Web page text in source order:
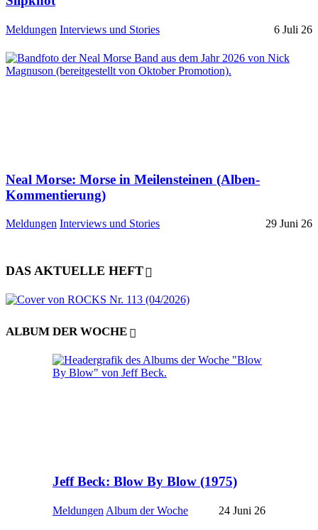
Meldungen Interviews und Stories 6 Juli 26
Neal Morse: Morse in Meilensteinen (Alben-
Kommentierung)
Meldungen Interviews und Stories 29 Juni 26
DAS AKTUELLE HEFT
ALBUM DER WOCHE
Jeff Beck: Blow By Blow (1975)
Meldungen Album der Woche 24 Juni 26